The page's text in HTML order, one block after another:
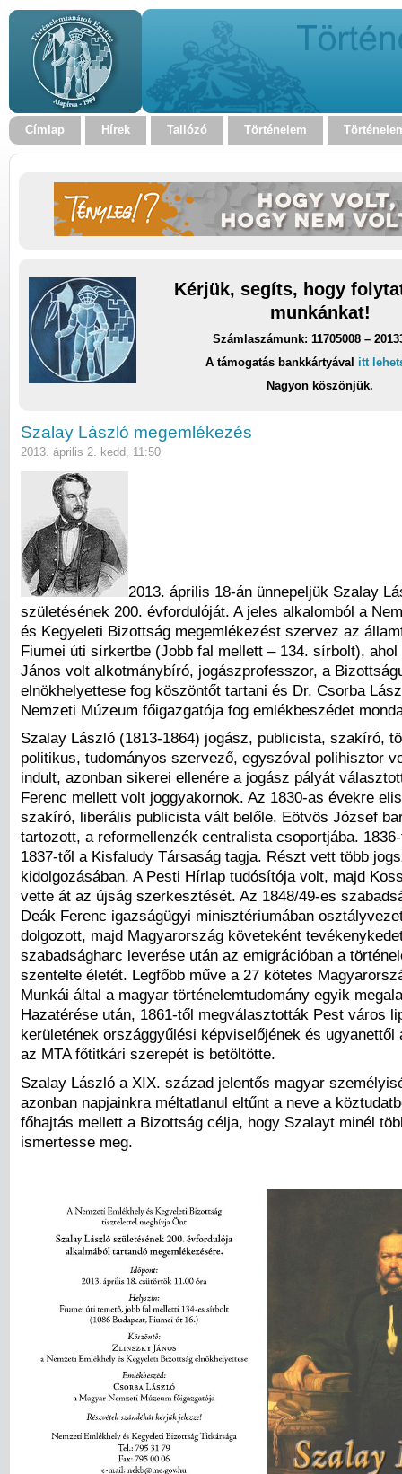
Címlap Hírek Tallózó Történelem
Kérjük, segíts, hogy
munkánkat!
Számlaszámunk: 11705008 –
A támogatás bankkártyával itt
Nagyon köszönjük.
Szalay László megemlékezés
2013. április 2. kedd, 11:50
2013. április 18-án ünnepeljük Szalay
születésének 200. évfordulóját. A jeles alkalomból a
és Kegyeleti Bizottság megemlékezést szervez az
Fiumei úti sírkertbe (Jobb fal mellett – 134. sírbolt),
János volt alkotmánybíró, jogászprofesszor, a
elnökhelyettese fog köszöntőt tartani és Dr. Csorba
Nemzeti Múzeum főigazgatója fog emlékbeszédet
Szalay László (1813-1864) jogász, publicista, szakíró,
politikus, tudományos szervező, egyszóval polihisztor
indult, azonban sikerei ellenére a jogász pályát
Ferenc mellett volt joggyakornok. Az 1830-as évekre
szakíró, liberális publicista vált belőle. Eötvös József
tartozott, a reformellenzék centralista csoportjába.
1837-től a Kisfaludy Társaság tagja. Részt vett több
kidolgozásában. A Pesti Hírlap tudósítója volt, majd
vette át az újság szerkesztését. Az 1848/49-es
Deák Ferenc igazságügyi minisztériumában
dolgozott, majd Magyarország követeként
szabadságharc leverése után az emigrációban a
szentelte életét. Legfőbb műve a 27 kötetes
Munkái által a magyar történelemtudomány egyik
Hazatérése után, 1861-től megválasztották Pest város
kerületének országgyűlési képviselőjének és ugyanettől
az MTA főtitkári szerepét is betöltötte.
Szalay László a XIX. század jelentős magyar
azonban napjainkra méltatlanul eltűnt a neve a
főhajtás mellett a Bizottság célja, hogy Szalayt minél
ismertesse meg.